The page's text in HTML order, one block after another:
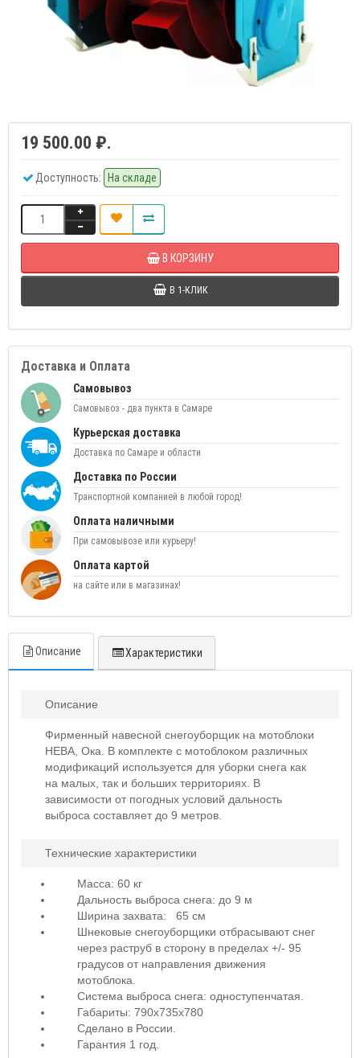
19 500.00 ₽.
Доступность: На складе
В КОРЗИНУ
В 1-КЛИК
Доставка и Оплата
Самовывоз
Самовывоз - два пункта в Самаре
Курьерская доставка
Доставка по Самаре и области
Доставка по России
Транспортной компанией в любой город!
Оплата наличными
При самовывозе или курьеру!
Оплата картой
на сайте или в магазинах!
Описание Характеристики
Описание
Фирменный навесной снегоуборщик на мотоблоки
НЕВА, Ока. В комплекте с мотоблоком различных
модификаций используется для уборки снега как
на малых, так и больших территориях. В
зависимости от погодных условий дальность
выброса составляет до 9 метров.
Технические характеристики
Масса: 60 кг
Дальность выброса снега: до 9 м
Ширина захвата: 65 см
Шнековые снегоуборщики отбрасывают снег
через раструб в сторону в пределах +/- 95
градусов от направления движения
мотоблока.
Система выброса снега: одноступенчатая.
Габариты: 790x735х780
Сделано в России.
Гарантия 1 год.